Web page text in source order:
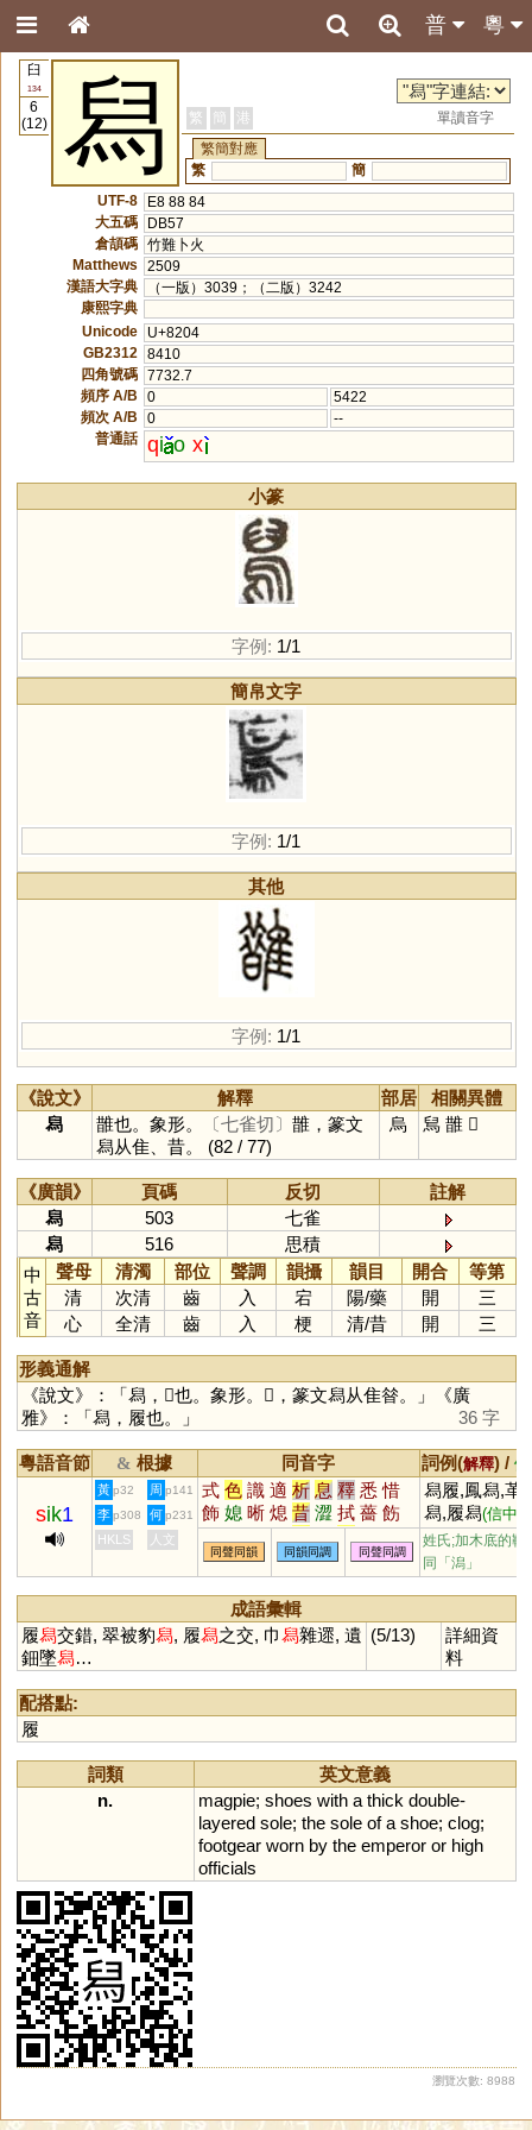
粵
普
臼
134
6
(12)
舄 繁 簡 港
單讀音字
繁簡對應
繁
簡
UTF-8
E8 88 84
大五碼
DB57
倉頡碼 竹難卜火
Matthews
2509
漢語大字典
（一版）3039；（二版）3242
康熙字典
Unicode
U+8204
GB2312
8410
四角號碼 7732.7
頻序 A/B
0
5422
頻次 A/B
0
--
普通話 qi o x
小篆
字例: 1/1
簡帛文字
字例: 1/1
其他
字例: 1/1
《說文》 解釋 部居
相關異體
舄
䧿也。象形。 〔七雀切〕 䧿，篆文
舄从隹、昔。 (82 / 77)
烏 舃 䧿 𩁆
《廣韻》 頁碼 反切
註解
舄
503
七雀
舄
516
思積
中
古
音
聲母 清濁 部位 聲調 韻攝 韻目 開合
等第
清
次清 齒 入 宕 陽/藥 開
三
心
全清 齒 入 梗 清/昔 開 三
形義通解
《說文》：「舄，𩁆也。象形。𩁆，篆文舄从隹㫺。」《廣
雅》：「舄，履也。」
36 字
粵語音節 & 根據 同音字 詞例(解釋) /
sik1
黃 p32 周 p141 式 色 識 適 析 息 釋 悉 惜
飾 媳 晰 熄 昔 澀 拭 薔 飭
銫 淅 蜥 軾 嗇 栻 奭 蟋 衋
皙 螫 窸 潟 襫 菥 骰 醳 穡
腊 赩 鄎 螅 緆 蒠 瘜 濇 蕮
轖 摵 适 獡 棤 烒 焟 晹 蜤
鉽 蝷 鎴
舄履,鳳舄,革
舄,履舄(信中對
方之敬稱，同'
下')
李 p308 何 p231
HKLS 人文
同聲同韻 同韻同調 同聲同調
姓氏;加木底的鞋;
同「潟 」
成語彙輯
履舄交錯, 翠被豹舄, 履舄之交, 巾舄雜遝, 遺
鈿墜舄…
(5/13)
詳細資
料
配搭點:
履
詞類
英文意義
n.
magpie; shoes with a thick double-
layered sole; the sole of a shoe; clog;
footgear worn by the emperor or high
officials
瀏覽次數: 8988